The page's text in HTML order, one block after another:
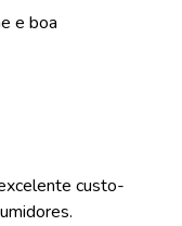
e boa
custo-